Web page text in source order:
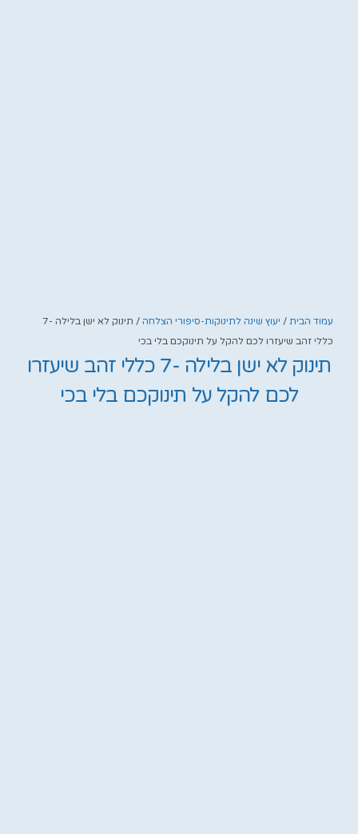
עמוד הבית/יעוץ שינה לתינוקות-סיפורי הצלחה
/ תינוק לא ישן בלילה -7
כללי זהב שיעזרו לכם להקל על תינוקכם בלי בכי
תינוק לא ישן בלילה -7 כללי זהב שיעזרו
לכם להקל על תינוקכם בלי בכי